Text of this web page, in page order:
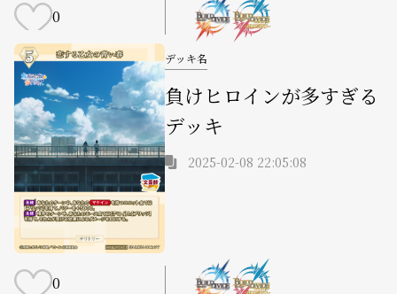
0
デッキ名
負けヒロインが多すぎる
デッキ
2025-02-08 22:05:08
0